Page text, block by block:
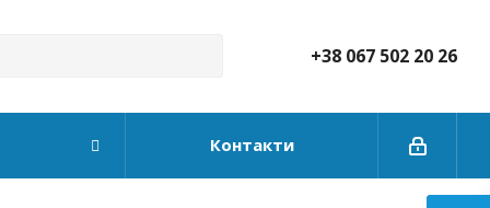
+38 067 502 20 26
Контакти